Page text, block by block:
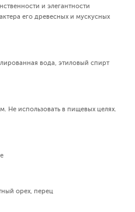
и элегантности
его древесных и мускусных
вода, этиловый спирт
Не использовать в пищевых целях.
орех, перец